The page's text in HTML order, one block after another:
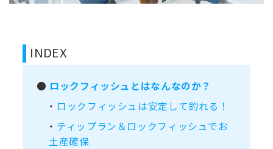
INDEX
● ロックフィッシュとはなんなのか？
・ ロックフィッシュは安定して釣れる！
・ ティップラン＆ロックフィッシュでお
土産確保